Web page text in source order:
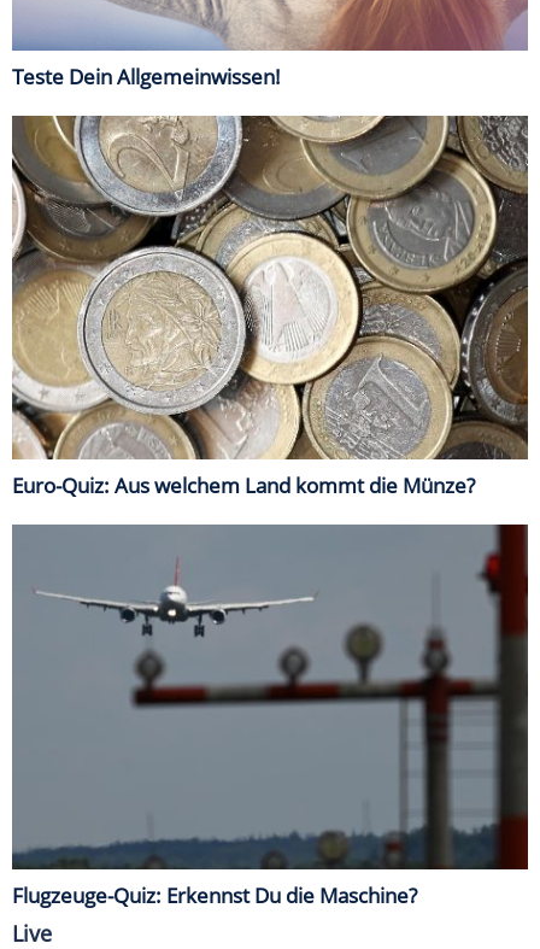
Teste Dein Allgemeinwissen!
Euro-Quiz: Aus welchem Land kommt die Münze?
Flugzeuge-Quiz: Erkennst Du die Maschine?
Live